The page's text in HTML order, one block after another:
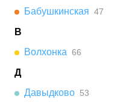
Бабушкинская 47
В
Волхонка 66
Д
Давыдково 53